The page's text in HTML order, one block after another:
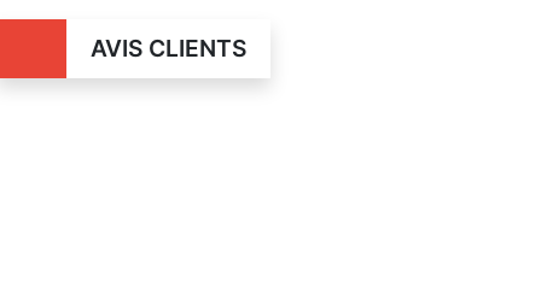
AVIS CLIENTS